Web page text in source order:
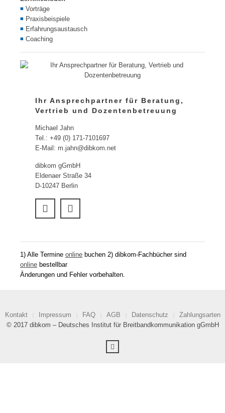
◾ Vorträge
◾ Praxisbeispiele
◾ Erfahrungsaustausch
◾ Coaching
Ihr Ansprechpartner für Beratung,
Vertrieb und Dozentenbetreuung
Michael Jahn
Tel.: +49 (0) 171-7101697
E-Mail: m.jahn@dibkom.net
dibkom gGmbH
Eldenaer Straße 34
D-10247 Berlin
1) Alle Termine online buchen 2) dibkom-Fachbücher sind
online bestellbar
Änderungen und Fehler vorbehalten.
Kontakt Impressum FAQ AGB Datenschutz
Zahlungsarten
© 2017 dibkom – Deutsches Institut für Breitbandkommunikation gGmbH